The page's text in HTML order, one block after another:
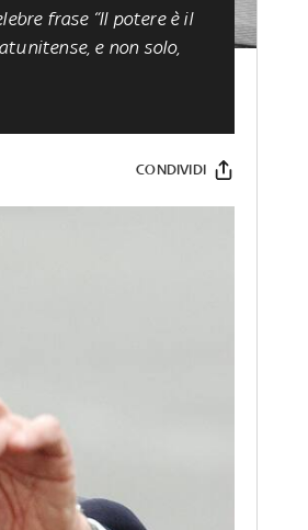
frase “Il potere è il
e non solo,
CONDIVIDI